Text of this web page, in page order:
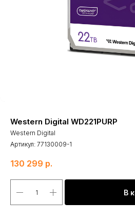
Western Digital WD221PURP
Western Digital
Артикул: 77130009-1
130 299 р.
В